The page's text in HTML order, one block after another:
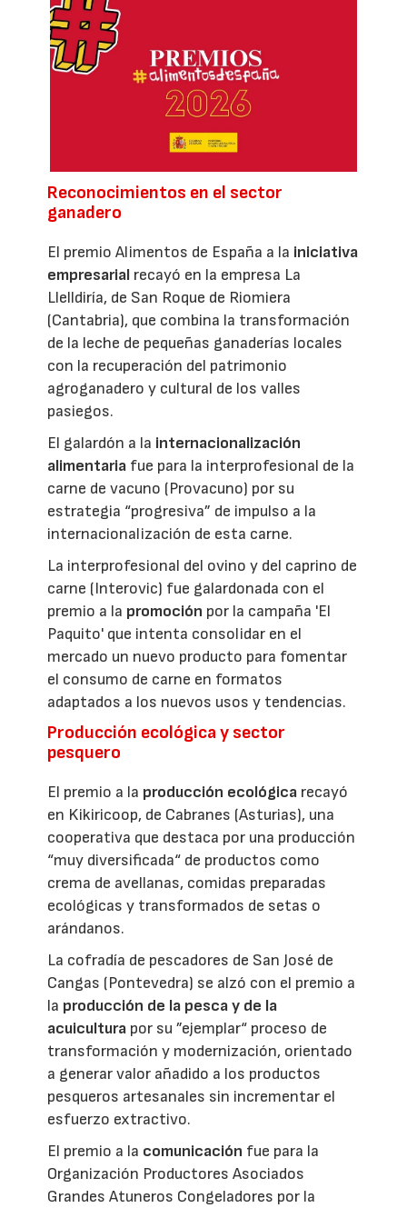
Reconocimientos en el sector
ganadero
El premio Alimentos de España a la iniciativa
empresarial recayó en la empresa La
Llelldiría, de San Roque de Riomiera
(Cantabria), que combina la transformación
de la leche de pequeñas ganaderías locales
con la recuperación del patrimonio
agroganadero y cultural de los valles
pasiegos.
El galardón a la internacionalización
alimentaria fue para la interprofesional de la
carne de vacuno (Provacuno) por su
estrategia “progresiva” de impulso a la
internacionalización de esta carne.
La interprofesional del ovino y del caprino de
carne (Interovic) fue galardonada con el
premio a la promoción por la campaña 'El
Paquito' que intenta consolidar en el
mercado un nuevo producto para fomentar
el consumo de carne en formatos
adaptados a los nuevos usos y tendencias.
Producción ecológica y sector
pesquero
El premio a la producción ecológica recayó
en Kikiricoop, de Cabranes (Asturias), una
cooperativa que destaca por una producción
“muy diversificada“ de productos como
crema de avellanas, comidas preparadas
ecológicas y transformados de setas o
arándanos.
La cofradía de pescadores de San José de
Cangas (Pontevedra) se alzó con el premio a
la producción de la pesca y de la
acuicultura por su ”ejemplar“ proceso de
transformación y modernización, orientado
a generar valor añadido a los productos
pesqueros artesanales sin incrementar el
esfuerzo extractivo.
El premio a la comunicación fue para la
Organización Productores Asociados
Grandes Atuneros Congeladores por la